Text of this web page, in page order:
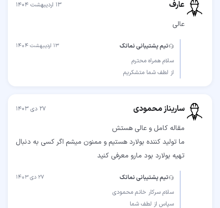
عارف ۱۳ اردیبهشت ۱۴۰۴
عالی
تیم پشتیبانی نماتک ۱۳ اردیبهشت ۱۴۰۴
از لطف شما متشکریم
ساریناز محمودی ۲۷ دی ۱۴۰۳
ما تولید کننده بولارد هستیم و ممنون میشم اگر کسی به دنبال
تهیه بولارد بود مارو معرفی کنید
تیم پشتیبانی نماتک ۲۷ دی ۱۴۰۳